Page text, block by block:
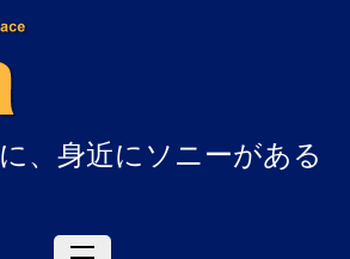
、身近にソニーがある